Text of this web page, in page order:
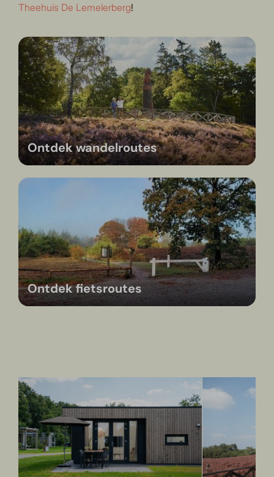
Theehuis De Lemelerberg!
Ontdek wandelroutes
Ontdek fietsroutes